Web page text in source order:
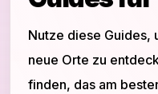
Nutze diese Guides,
neue Orte zu
finden, das am